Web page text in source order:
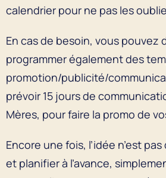
calendrier pour ne pas les
En cas de besoin, vous pouvez
programmer également des
promotion/publicité/
prévoir 15 jours de
Mères, pour faire la promo de
Encore une fois, l’idée n’est
et planifier à l’avance,